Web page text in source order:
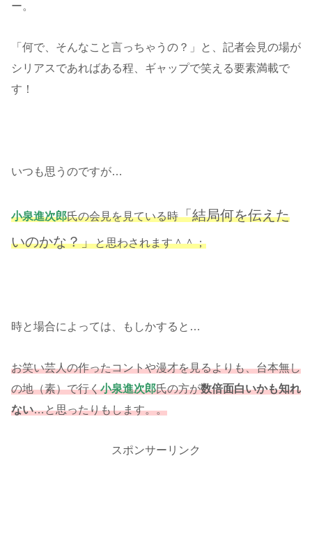
ー。
「何で、そんなこと言っちゃうの？」と、記者会見の場が
シリアスであればある程、ギャップで笑える要素満載で
す！
いつも思うのですが…
小泉進次郎氏の会見を見ている時「結局何を伝えた
いのかな？」と思わされます＾＾；
時と場合によっては、もしかすると…
お笑い芸人の作ったコントや漫才を見るよりも、台本無し
の地（素）で行く小泉進次郎氏の方が数倍面白いかも知れ
ない…と思ったりもします。。
スポンサーリンク